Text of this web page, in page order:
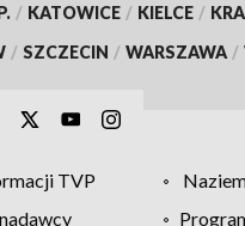
/ KATOWICE / KIELCE /
/ SZCZECIN / WARSZAWA /
TVP